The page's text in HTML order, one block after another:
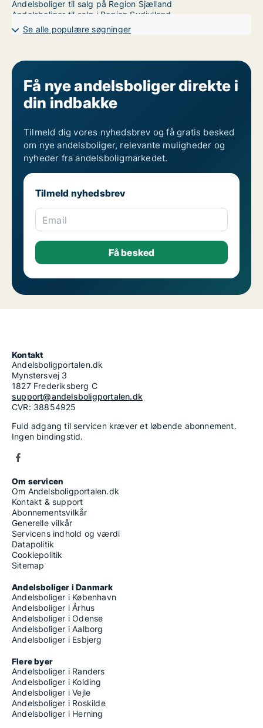
Andelsboliger til salg på Region Sjælland
Andelsboliger til salg i Region Sydjylland
Andelsboliger til salg i Storkøbenhavn
Andelsboliger til salg i Trekantsområdet
Andelsboliger til salg i Århus
Se alle populære søgninger
Få nye andelsboliger direkte i
din indbakke
Tilmeld dig vores nyhedsbrev og få gratis besked
om nye andelsboliger, relevante muligheder og
nyheder fra andelsboligmarkedet.
Tilmeld nyhedsbrev
Email
Kontakt
Andelsboligportalen.dk
Mynstersvej 3
1827 Frederiksberg C
support@andelsboligportalen.dk
CVR: 38854925
Fuld adgang til servicen kræver et løbende abonnement.
Ingen bindingstid.
Om servicen
Om Andelsboligportalen.dk
Kontakt & support
Abonnementsvilkår
Generelle vilkår
Servicens indhold og værdi
Datapolitik
Cookiepolitik
Sitemap
Andelsboliger i Danmark
Andelsboliger i København
Andelsboliger i Århus
Andelsboliger i Odense
Andelsboliger i Aalborg
Andelsboliger i Esbjerg
Flere byer
Andelsboliger i Randers
Andelsboliger i Kolding
Andelsboliger i Vejle
Andelsboliger i Roskilde
Andelsboliger i Herning